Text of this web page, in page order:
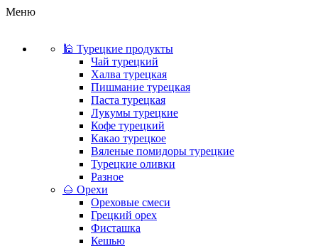
Меню
🕌 Турецкие продукты
Чай турецкий
Халва турецкая
Пишмание турецкая
Паста турецкая
Лукумы турецкие
Кофе турецкий
Какао турецкое
Вяленые помидоры турецкие
Турецкие оливки
Разное
🌰 Орехи
Ореховые смеси
Грецкий орех
Фисташка
Кешью